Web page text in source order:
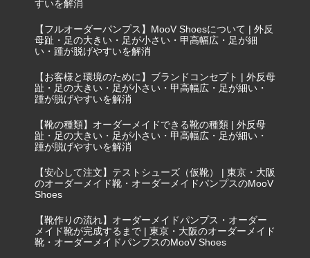
すいを解消
【フルオーダーパンプス】MooV Shoesについて | 外反
母趾・足の大きい・足が小さい・甲高幅広・足が細
い・踵が脱げやすいを解消
【お客様と環境のために】ブランドコンセプト | 外反母
趾・足の大きい・足が小さい・甲高幅広・足が細い・
踵が脱げやすいを解消
【靴の種類】オーダーメイドできる靴の種類 | 外反母
趾・足の大きい・足が小さい・甲高幅広・足が細い・
踵が脱げやすいを解消
【安心して注文】テストシューズ（仮靴） | 東京・大阪
のオーダーメイド靴・オーダーメイドパンプスのMooV
Shoes
【靴作りの流れ】オーダーメイドパンプス・オーダー
メイド靴が完成するまで | 東京・大阪のオーダーメイド
靴・オーダーメイドパンプスのMooV Shoes